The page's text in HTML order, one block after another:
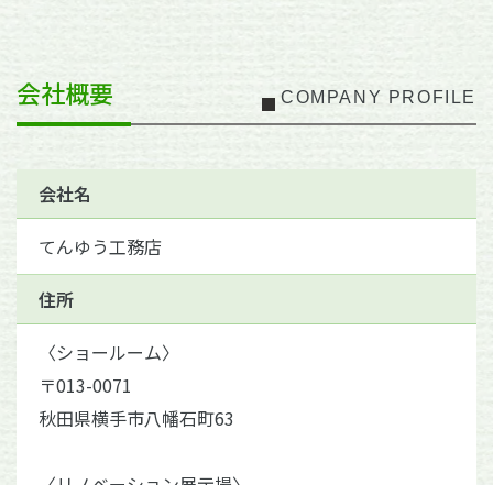
会社概要 COMPANY PROFILE
会社名
てんゆう工務店
住所
〈ショールーム〉
〒013-0071
秋田県横手市八幡石町63